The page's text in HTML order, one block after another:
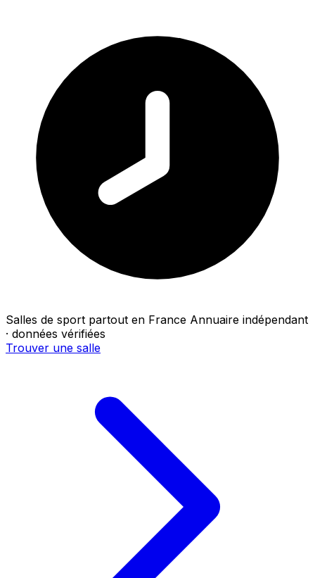
Salles de sport partout en France Annuaire indépendant
· données vérifiées
Trouver une salle